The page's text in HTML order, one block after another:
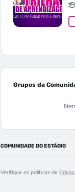
Grupos da
COMUNIDADE DO ESTÁGIO
Verifique as políticas de